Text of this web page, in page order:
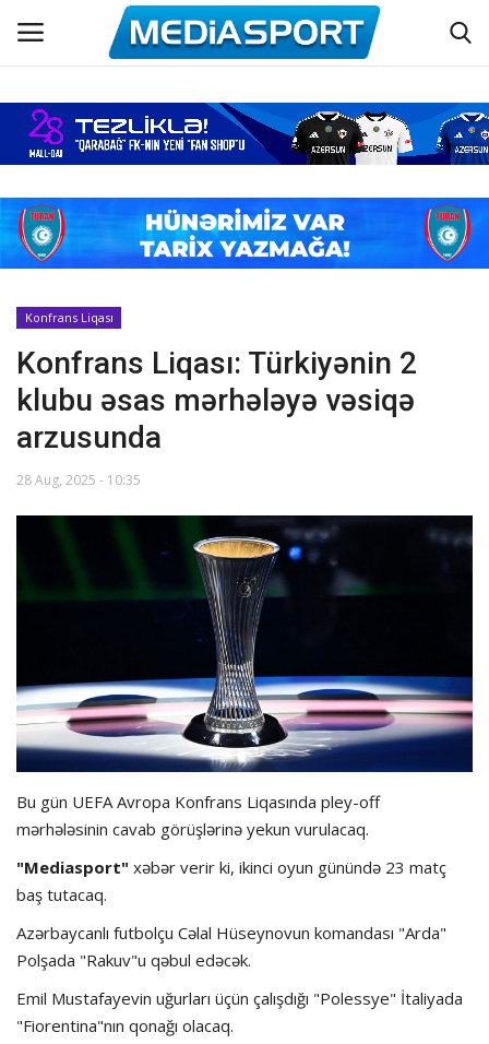
Əsas
Azərbaycan futbolu
Maraqlı
Əlaqə
Haqqımızda
Köşə yazıları
Dünya futbolu
Olimpiada
Formula 1
İdman növləri
Konfrans Liqası
Konfrans Liqası: Türkiyənin 2
klubu əsas mərhələyə vəsiqə
arzusunda
28 Aug, 2025 - 10:35
Bu gün UEFA Avropa Konfrans Liqasında pley-off
mərhələsinin cavab görüşlərinə yekun vurulacaq.
"Mediasport" xəbər verir ki, ikinci oyun günündə 23 matç
baş tutacaq.
Azərbaycanlı futbolçu Cəlal Hüseynovun komandası "Arda"
Polşada "Rakuv"u qəbul edəcək.
Emil Mustafayevin uğurları üçün çalışdığı "Polessye" İtaliyada
"Fiorentina"nın qonağı olacaq.